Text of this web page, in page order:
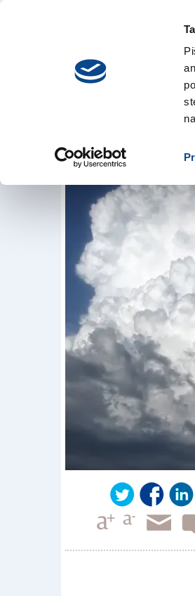
18. jul. 2018 | 12:59